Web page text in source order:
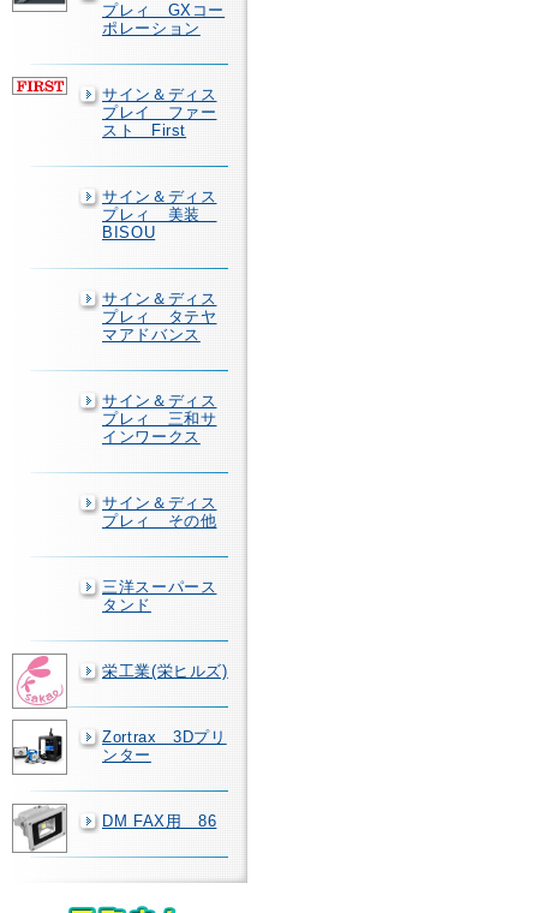
プレィ GXコー
ポレーション
サイン＆ディス
プレイ ファー
スト First
サイン＆ディス
プレィ 美装
BISOU
サイン＆ディス
プレィ タテヤ
マアドバンス
サイン＆ディス
プレィ 三和サ
インワークス
サイン＆ディス
プレィ その他
三洋スーパース
タンド
栄工業(栄ヒルズ)
Zortrax 3Dプリ
ンター
DM FAX用 86